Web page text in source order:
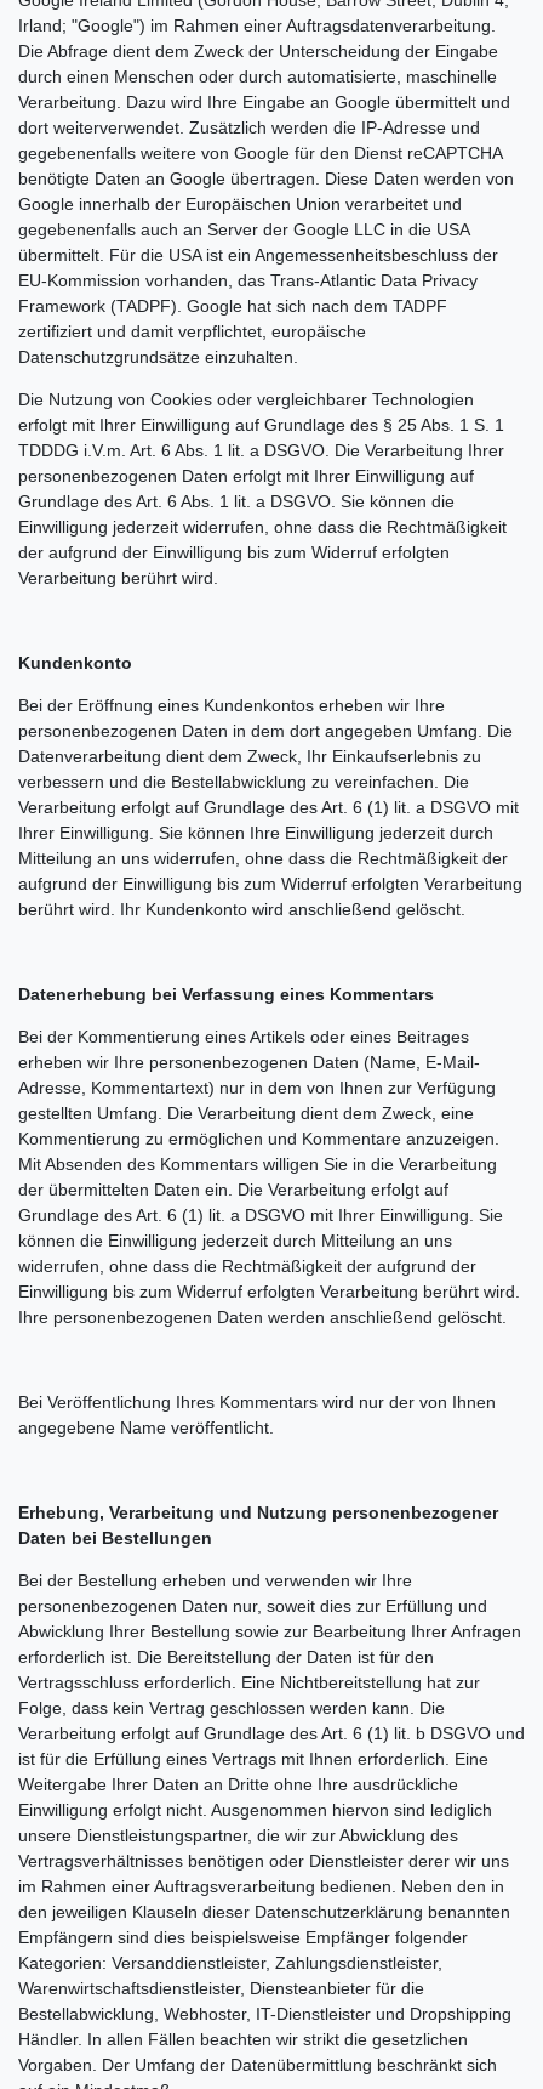
Irland; "Google") im Rahmen einer Auftragsdatenverarbeitung.
Die Abfrage dient dem Zweck der Unterscheidung der Eingabe
durch einen Menschen oder durch automatisierte, maschinelle
Verarbeitung. Dazu wird Ihre Eingabe an Google übermittelt und
dort weiterverwendet. Zusätzlich werden die IP-Adresse und
gegebenenfalls weitere von Google für den Dienst reCAPTCHA
benötigte Daten an Google übertragen. Diese Daten werden von
Google innerhalb der Europäischen Union verarbeitet und
gegebenenfalls auch an Server der Google LLC in die USA
übermittelt. Für die USA ist ein Angemessenheitsbeschluss der
EU-Kommission vorhanden, das Trans-Atlantic Data Privacy
Framework (TADPF). Google hat sich nach dem TADPF
zertifiziert und damit verpflichtet, europäische
Datenschutzgrundsätze einzuhalten.
Die Nutzung von Cookies oder vergleichbarer Technologien
erfolgt mit Ihrer Einwilligung auf Grundlage des § 25 Abs. 1 S. 1
TDDDG i.V.m. Art. 6 Abs. 1 lit. a DSGVO. Die Verarbeitung Ihrer
personenbezogenen Daten erfolgt mit Ihrer Einwilligung auf
Grundlage des Art. 6 Abs. 1 lit. a DSGVO. Sie können die
Einwilligung jederzeit widerrufen, ohne dass die Rechtmäßigkeit
der aufgrund der Einwilligung bis zum Widerruf erfolgten
Verarbeitung berührt wird.
Kundenkonto
Bei der Eröffnung eines Kundenkontos erheben wir Ihre
personenbezogenen Daten in dem dort angegeben Umfang. Die
Datenverarbeitung dient dem Zweck, Ihr Einkaufserlebnis zu
verbessern und die Bestellabwicklung zu vereinfachen. Die
Verarbeitung erfolgt auf Grundlage des Art. 6 (1) lit. a DSGVO mit
Ihrer Einwilligung. Sie können Ihre Einwilligung jederzeit durch
Mitteilung an uns widerrufen, ohne dass die Rechtmäßigkeit der
aufgrund der Einwilligung bis zum Widerruf erfolgten Verarbeitung
berührt wird. Ihr Kundenkonto wird anschließend gelöscht.
Datenerhebung bei Verfassung eines Kommentars
Bei der Kommentierung eines Artikels oder eines Beitrages
erheben wir Ihre personenbezogenen Daten (Name, E-Mail-
Adresse, Kommentartext) nur in dem von Ihnen zur Verfügung
gestellten Umfang. Die Verarbeitung dient dem Zweck, eine
Kommentierung zu ermöglichen und Kommentare anzuzeigen.
Mit Absenden des Kommentars willigen Sie in die Verarbeitung
der übermittelten Daten ein. Die Verarbeitung erfolgt auf
Grundlage des Art. 6 (1) lit. a DSGVO mit Ihrer Einwilligung. Sie
können die Einwilligung jederzeit durch Mitteilung an uns
widerrufen, ohne dass die Rechtmäßigkeit der aufgrund der
Einwilligung bis zum Widerruf erfolgten Verarbeitung berührt wird.
Ihre personenbezogenen Daten werden anschließend gelöscht.
Bei Veröffentlichung Ihres Kommentars wird nur der von Ihnen
angegebene Name veröffentlicht.
Erhebung, Verarbeitung und Nutzung personenbezogener
Daten bei Bestellungen
Bei der Bestellung erheben und verwenden wir Ihre
personenbezogenen Daten nur, soweit dies zur Erfüllung und
Abwicklung Ihrer Bestellung sowie zur Bearbeitung Ihrer Anfragen
erforderlich ist. Die Bereitstellung der Daten ist für den
Vertragsschluss erforderlich. Eine Nichtbereitstellung hat zur
Folge, dass kein Vertrag geschlossen werden kann. Die
Verarbeitung erfolgt auf Grundlage des Art. 6 (1) lit. b DSGVO und
ist für die Erfüllung eines Vertrags mit Ihnen erforderlich. Eine
Weitergabe Ihrer Daten an Dritte ohne Ihre ausdrückliche
Einwilligung erfolgt nicht. Ausgenommen hiervon sind lediglich
unsere Dienstleistungspartner, die wir zur Abwicklung des
Vertragsverhältnisses benötigen oder Dienstleister derer wir uns
im Rahmen einer Auftragsverarbeitung bedienen. Neben den in
den jeweiligen Klauseln dieser Datenschutzerklärung benannten
Empfängern sind dies beispielsweise Empfänger folgender
Kategorien: Versanddienstleister, Zahlungsdienstleister,
Warenwirtschaftsdienstleister, Diensteanbieter für die
Bestellabwicklung, Webhoster, IT-Dienstleister und Dropshipping
Händler. In allen Fällen beachten wir strikt die gesetzlichen
Vorgaben. Der Umfang der Datenübermittlung beschränkt sich